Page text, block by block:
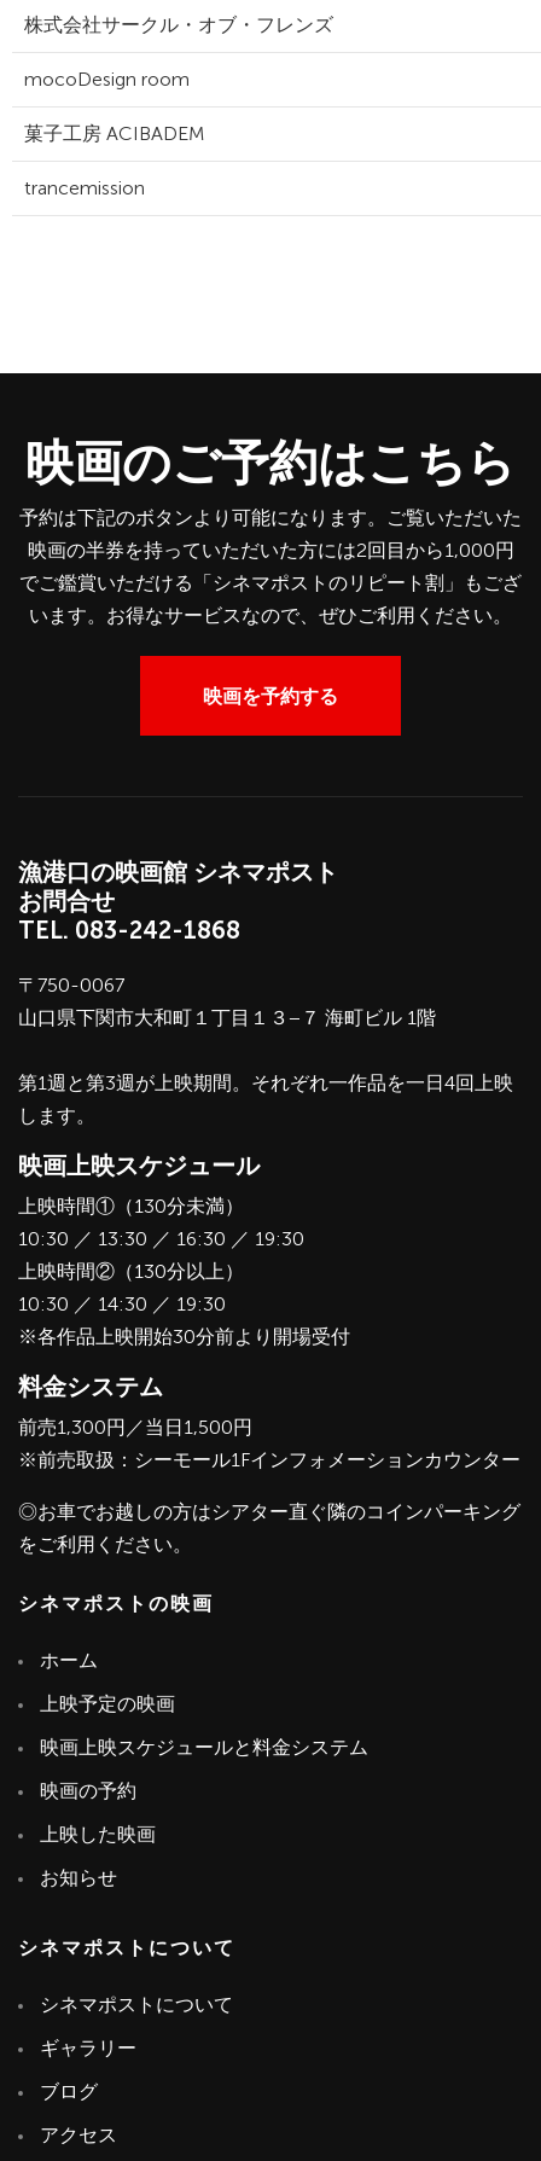
株式会社サークル・オブ・フレンズ
mocoDesign room
菓子工房 ACIBADEM
trancemission
映画のご予約はこちら
予約は下記のボタンより可能になります。ご覧いただいた
映画の半券を持っていただいた方には2回目から1,000円
でご鑑賞いただける「シネマポストのリピート割」もござ
います。お得なサービスなので、ぜひご利用ください。
映画を予約する
漁港口の映画館 シネマポスト
お問合せ
TEL. 083-242-1868
〒750-0067
山口県下関市大和町１丁目１３−７ 海町ビル 1階
第1週と第3週が上映期間。それぞれ一作品を一日4回上映
します。
映画上映スケジュール
上映時間①（130分未満）
10:30 ／ 13:30 ／ 16:30 ／ 19:30
上映時間②（130分以上）
10:30 ／ 14:30 ／ 19:30
※各作品上映開始30分前より開場受付
料金システム
前売1,300円／当日1,500円
※前売取扱：シーモール1Fインフォメーションカウンター
◎お車でお越しの方はシアター直ぐ隣のコインパーキング
をご利用ください。
シネマポストの映画
ホーム
上映予定の映画
映画上映スケジュールと料金システム
映画の予約
上映した映画
お知らせ
シネマポストについて
シネマポストについて
ギャラリー
ブログ
アクセス